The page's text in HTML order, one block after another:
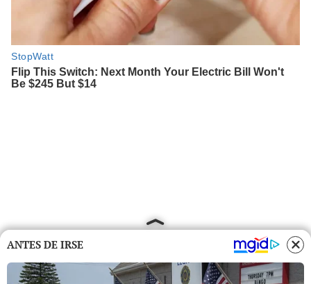
ANTES DE IRSE